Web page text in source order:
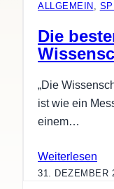
ALLGEMEIN ,
Die
„Die
ist wie ein
einem…
Weiterlesen
31. DEZEMBER